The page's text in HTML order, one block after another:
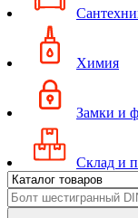
Химия
Замки и
Склад и